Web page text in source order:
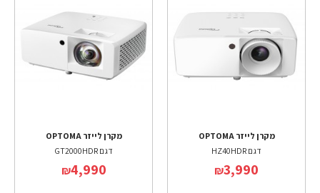
מקרן לייזר OPTOMA
דגם HZ40HDR
₪3,990
מקרן לייזר OPTOMA
דגם GT2000HDR
₪4,990